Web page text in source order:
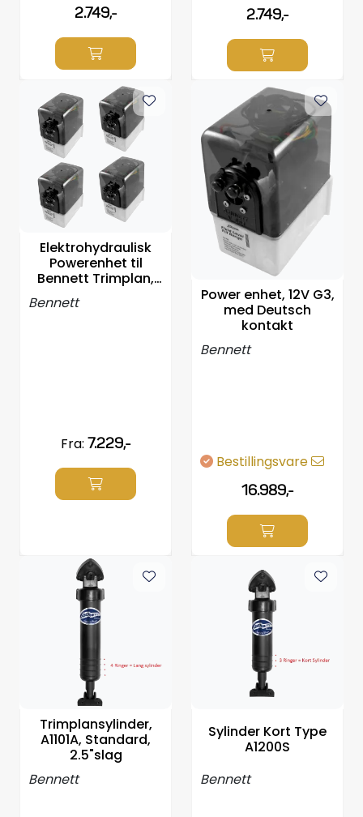
2.749,- 2.749,-
Elektrohydraulisk
Powerenhet til
Bennett Trimplan,
Bennett
Fra: 7.229,-
Power enhet, 12V G3,
med Deutsch
kontakt
Bennett
Bestillingsvare
16.989,-
Trimplansylinder,
A1101A, Standard,
2.5"slag
Bennett
Sylinder Kort Type
A1200S
Bennett